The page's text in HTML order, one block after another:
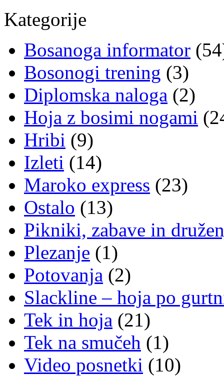
Kategorije
Bosanoga informator
Bosonogi trening (3)
Diplomska naloga (2)
Hoja z bosimi nogami
Hribi (9)
Izleti (14)
Maroko express (23)
Ostalo (13)
Pikniki, zabave in
Plezanje (1)
Potovanja (2)
Slackline – hoja po
Tek in hoja (21)
Tek na smučeh (1)
Video posnetki (10)